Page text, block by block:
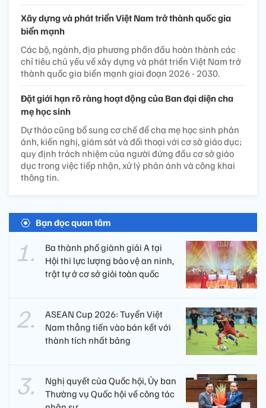
Xây dựng và phát triển Việt Nam trở thành quốc gia
biển mạnh
Các bộ, ngành, địa phương phấn đấu hoàn thành các
chỉ tiêu chủ yếu về xây dựng và phát triển Việt Nam trở
thành quốc gia biển mạnh giai đoạn 2026 - 2030.
Đặt giới hạn rõ ràng hoạt động của Ban đại diện cha
mẹ học sinh
Dự thảo cũng bổ sung cơ chế để cha mẹ học sinh phản
ánh, kiến nghị, giám sát và đối thoại với cơ sở giáo dục;
quy định trách nhiệm của người đứng đầu cơ sở giáo
dục trong việc tiếp nhận, xử lý phản ánh và công khai
thông tin.
Bạn đọc quan tâm
Ba thành phố giành giải A tại
Hội thi lực lượng bảo vệ an ninh,
trật tự ở cơ sở giỏi toàn quốc
ASEAN Cup 2026: Tuyển Việt
Nam thẳng tiến vào bán kết với
thành tích nhất bảng
Nghị quyết của Quốc hội, Ủy ban
Thường vụ Quốc hội về công tác